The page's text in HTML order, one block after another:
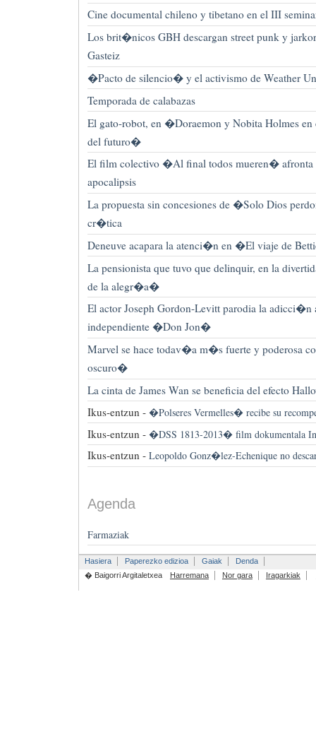
Cine documental chileno y tibetano en el III
Los brit�nicos GBH descargan street punk y
Gasteiz
�Pacto de silencio� y el activismo de Weather
Temporada de calabazas
El gato-robot, en �Doraemon y Nobita Holmes en
del futuro�
El film colectivo �Al final todos mueren� afronta
apocalipsis
La propuesta sin concesiones de �Solo Dios
cr�tica
Deneuve acapara la atenci�n en �El viaje de
La pensionista que tuvo que delinquir, en la
de la alegr�a�
El actor Joseph Gordon-Levitt parodia la adicci�n
independiente �Don Jon�
Marvel se hace todav�a m�s fuerte y poderosa
oscuro�
La cinta de James Wan se beneficia del efecto
Ikus-entzun - �Polseres Vermelles� recibe su
Ikus-entzun - �DSS 1813-2013� film dokumentala
Ikus-entzun - Leopoldo Gonz�lez-Echenique no
Agenda
Farmaziak
Hasiera Paperezko edizioa Gaiak
Denda
� Baigorri Argitaletxea
Harremana Nor gara Iragarkiak